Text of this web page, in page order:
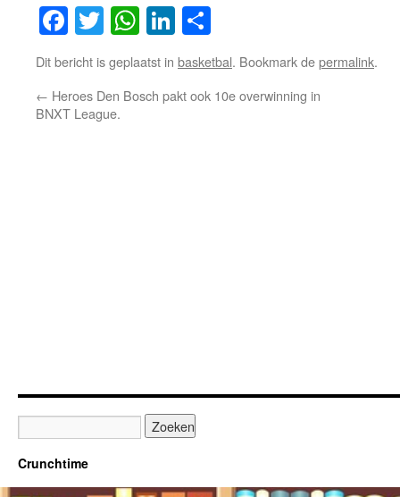
Facebook
TwitterWhatsApp
LinkedIn
Dit bericht is geplaatst in basketbal. Bookmark depermalink.
← Heroes Den Bosch pakt ook 10e overwinning in
BNXT League.
Crunchtime